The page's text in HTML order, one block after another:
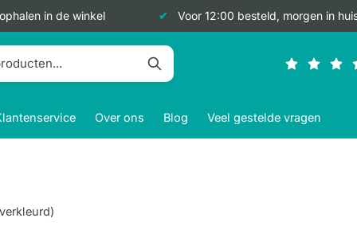
in de winkel Voor 12:00 besteld, morgen in
Over ons Blog Veel gestelde vragen